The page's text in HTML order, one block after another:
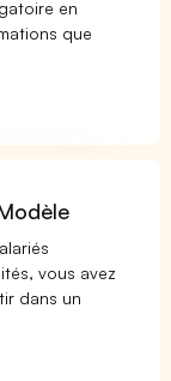
en
que
vous avez
dans un